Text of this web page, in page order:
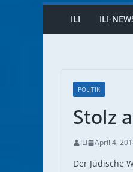
ILI ILI-
POLITIK
Stolz
ILI April 4,
Der Jüdische